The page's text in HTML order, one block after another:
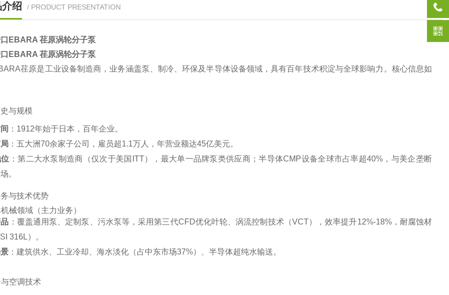
绍 / PRODUCT PRESENTATION
EBARA 荏原涡轮分子泵
EBARA 荏原涡轮分子泵
荏原是工业设备制造商，业务涵盖泵、制冷、环保及半导体设备领域，具有百年技术积淀与全球影响力。核心信息如
与规模
‌：1912年始于日本，百年企业‌。
‌：五大洲70余家子公司，雇员超1.1万人，年营业额达45亿美元‌。
‌：第二大水泵制造商（仅次于美国ITT），最大单一品牌泵类供应商‌ ；半导体CMP设备全球市占率超40%，与美企垄断
。
与技术优势
械领域（主力业务）
‌：覆盖通用泵、定制泵、污水泵等，采用第三代CFD优化叶轮、涡流控制技术（VCT），效率提升12%-18%，耐腐蚀材
316L）‌。
‌：建筑供水、工业冷却、海水淡化（占中东市场37%）、半导体超纯水输送‌。
空调技术